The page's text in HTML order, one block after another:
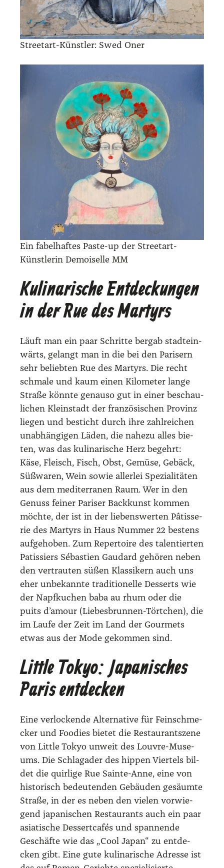
Street­art-Künst­ler: Swed Oner
Ein fabel­haf­tes Pas­te-up der Street­art-
Künst­le­rin Demoi­sel­le MM
Kulinarische Entdeckungen
in der Rue des Martyrs
Läuft man ein paar Schrit­te berg­ab stadt­ein­
wärts, gelangt man in die bei den Pari­sern
sehr belieb­ten Rue des Mar­tyrs. Die recht
schma­le und kaum einen Kilo­me­ter lan­ge
Stra­ße könn­te genau­so gut in einer beschau­
li­chen Klein­stadt der fran­zö­si­schen Pro­vinz
lie­gen und besticht durch ihre zahl­rei­chen
unab­hän­gi­gen Läden, die nahe­zu alles bie­
ten, was das kuli­na­ri­sche Herz begehrt:
Käse, Fleisch, Fisch, Obst, Gemü­se, Gebäck,
Süß­wa­ren, Wein sowie aller­lei Spe­zia­li­tä­ten
aus dem medi­ter­ra­nen Raum. Wer in den
Genuss fei­ner Pari­ser Back­kunst kom­men
möch­te, der ist in der lie­bens­wer­ten Pâtis­se­
rie des Mar­tyrs in Haus Num­mer 22 bes­tens
auf­ge­ho­ben. Zum Reper­toire des talen­tier­ten
Patis­siers Sébas­tien Gau­dard gehö­ren neben
den ver­trau­ten süßen Klas­si­kern auch uns
eher unbe­kann­te tra­di­tio­nel­le Des­serts wie
der Napf­ku­chen baba au rhum oder die
puits d’a­mour (Lie­bes­brun­nen-Tört­chen), die
im Lau­fe der Zeit im Land der Gour­mets
etwas aus der Mode gekom­men sind.
Little Tokyo: Japanisches
Paris entdecken
Eine ver­lo­cken­de Alter­na­ti­ve für Fein­schme­
cker und Foo­dies bie­tet die Restau­rant­sze­ne
von Litt­le Tokyo unweit des Lou­vre-Muse­
ums. Die Schlag­ader des hip­pen Vier­tels bil­
det die quir­li­ge Rue Sain­te-Anne, eine von
his­to­risch bedeu­ten­den Gebäu­den gesäum­te
Stra­ße, in der es neben den vie­len vor­wie­
gend japa­ni­schen Restau­rants auch ein paar
asia­ti­sche Des­sert­ca­fés und span­nen­de
Geschäf­te wie das „Cool Japan“ zu ent­de­
cken gibt. Eine gute kuli­na­ri­sche Adres­se ist